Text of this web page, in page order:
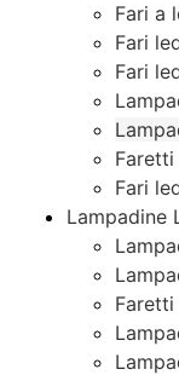
Fari a
Fari
Fari
Faretti
Fari
Lampadine
Faretti